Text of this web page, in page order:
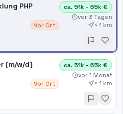
PHP
Vor Ort
ca. 51k - 65k €
vor 3 Tagen
< 1 km
(m/w/d)
Vor Ort
ca. 51k - 65k €
vor 1 Monat
< 1 km